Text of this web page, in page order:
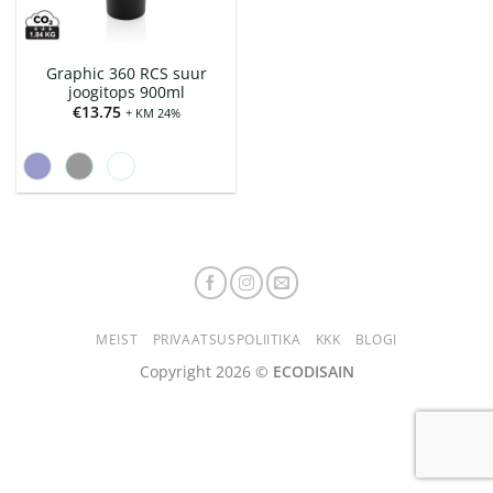
Graphic 360 RCS suur
joogitops 900ml
€13.75 + KM 24%
MEIST PRIVAATSUSPOLIITIKA KKK BLOGI
Copyright 2026 © ECODISAIN